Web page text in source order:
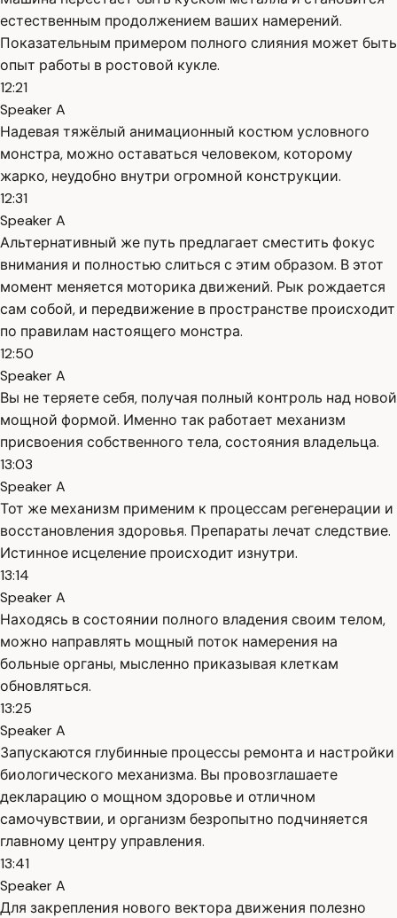
естественным продолжением ваших намерений.
Показательным примером полного слияния может быть
опыт работы в ростовой кукле.
12:21
Speaker A
Надевая тяжёлый анимационный костюм условного
монстра, можно оставаться человеком, которому
жарко, неудобно внутри огромной конструкции.
12:31
Speaker A
Альтернативный же путь предлагает сместить фокус
внимания и полностью слиться с этим образом. В этот
момент меняется моторика движений. Рык рождается
сам собой, и передвижение в пространстве происходит
по правилам настоящего монстра.
12:50
Speaker A
Вы не теряете себя, получая полный контроль над новой
мощной формой. Именно так работает механизм
присвоения собственного тела, состояния владельца.
13:03
Speaker A
Тот же механизм применим к процессам регенерации и
восстановления здоровья. Препараты лечат следствие.
Истинное исцеление происходит изнутри.
13:14
Speaker A
Находясь в состоянии полного владения своим телом,
можно направлять мощный поток намерения на
больные органы, мысленно приказывая клеткам
обновляться.
13:25
Speaker A
Запускаются глубинные процессы ремонта и настройки
биологического механизма. Вы провозглашаете
декларацию о мощном здоровье и отличном
самочувствии, и организм безропытно подчиняется
главному центру управления.
13:41
Speaker A
Для закрепления нового вектора движения полезно